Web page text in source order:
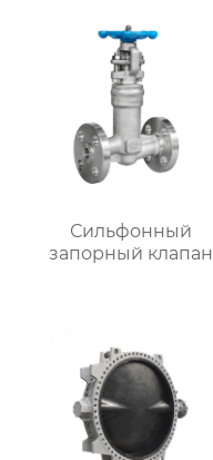
Сильфонный
запорный клапан